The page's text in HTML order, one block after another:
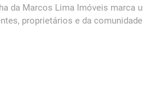
da Marcos Lima Imóveis marca
proprietários e da comunidade